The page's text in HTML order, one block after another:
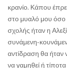
κρανίο. Κάπου
στο μυαλό μου όσο
σχολής ήταν η
συνάμενη-
αντίδραση θα ήταν
να γαμηθεί ή